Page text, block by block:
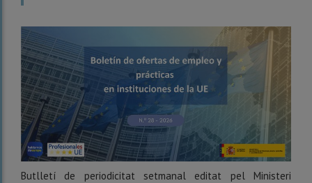
Butlletí de periodicitat setmanal editat pel Ministeri